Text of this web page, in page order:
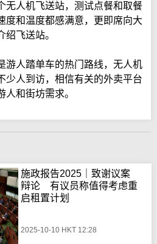
无人机飞送站，测试点餐和取餐
度和温度都感满意，更即席向大
飞送站。
游人踏单车的热门路线，无人机
少人到访，相信有关的外卖平台
和街坊需求。
施政报告2025｜致谢议案
辩论 有议员称值得考虑重
启租置计划
2025-10-10 HKT 12:28